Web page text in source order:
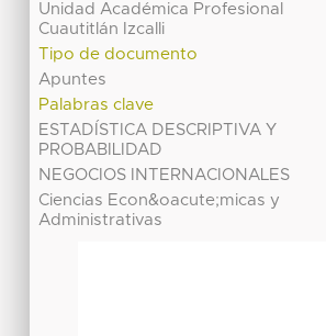
Unidad Académica Profesional
Cuautitlán Izcalli
Tipo de documento
Apuntes
Palabras clave
ESTADÍSTICA DESCRIPTIVA Y
PROBABILIDAD
NEGOCIOS INTERNACIONALES
Ciencias Econ&oacute;micas y
Administrativas